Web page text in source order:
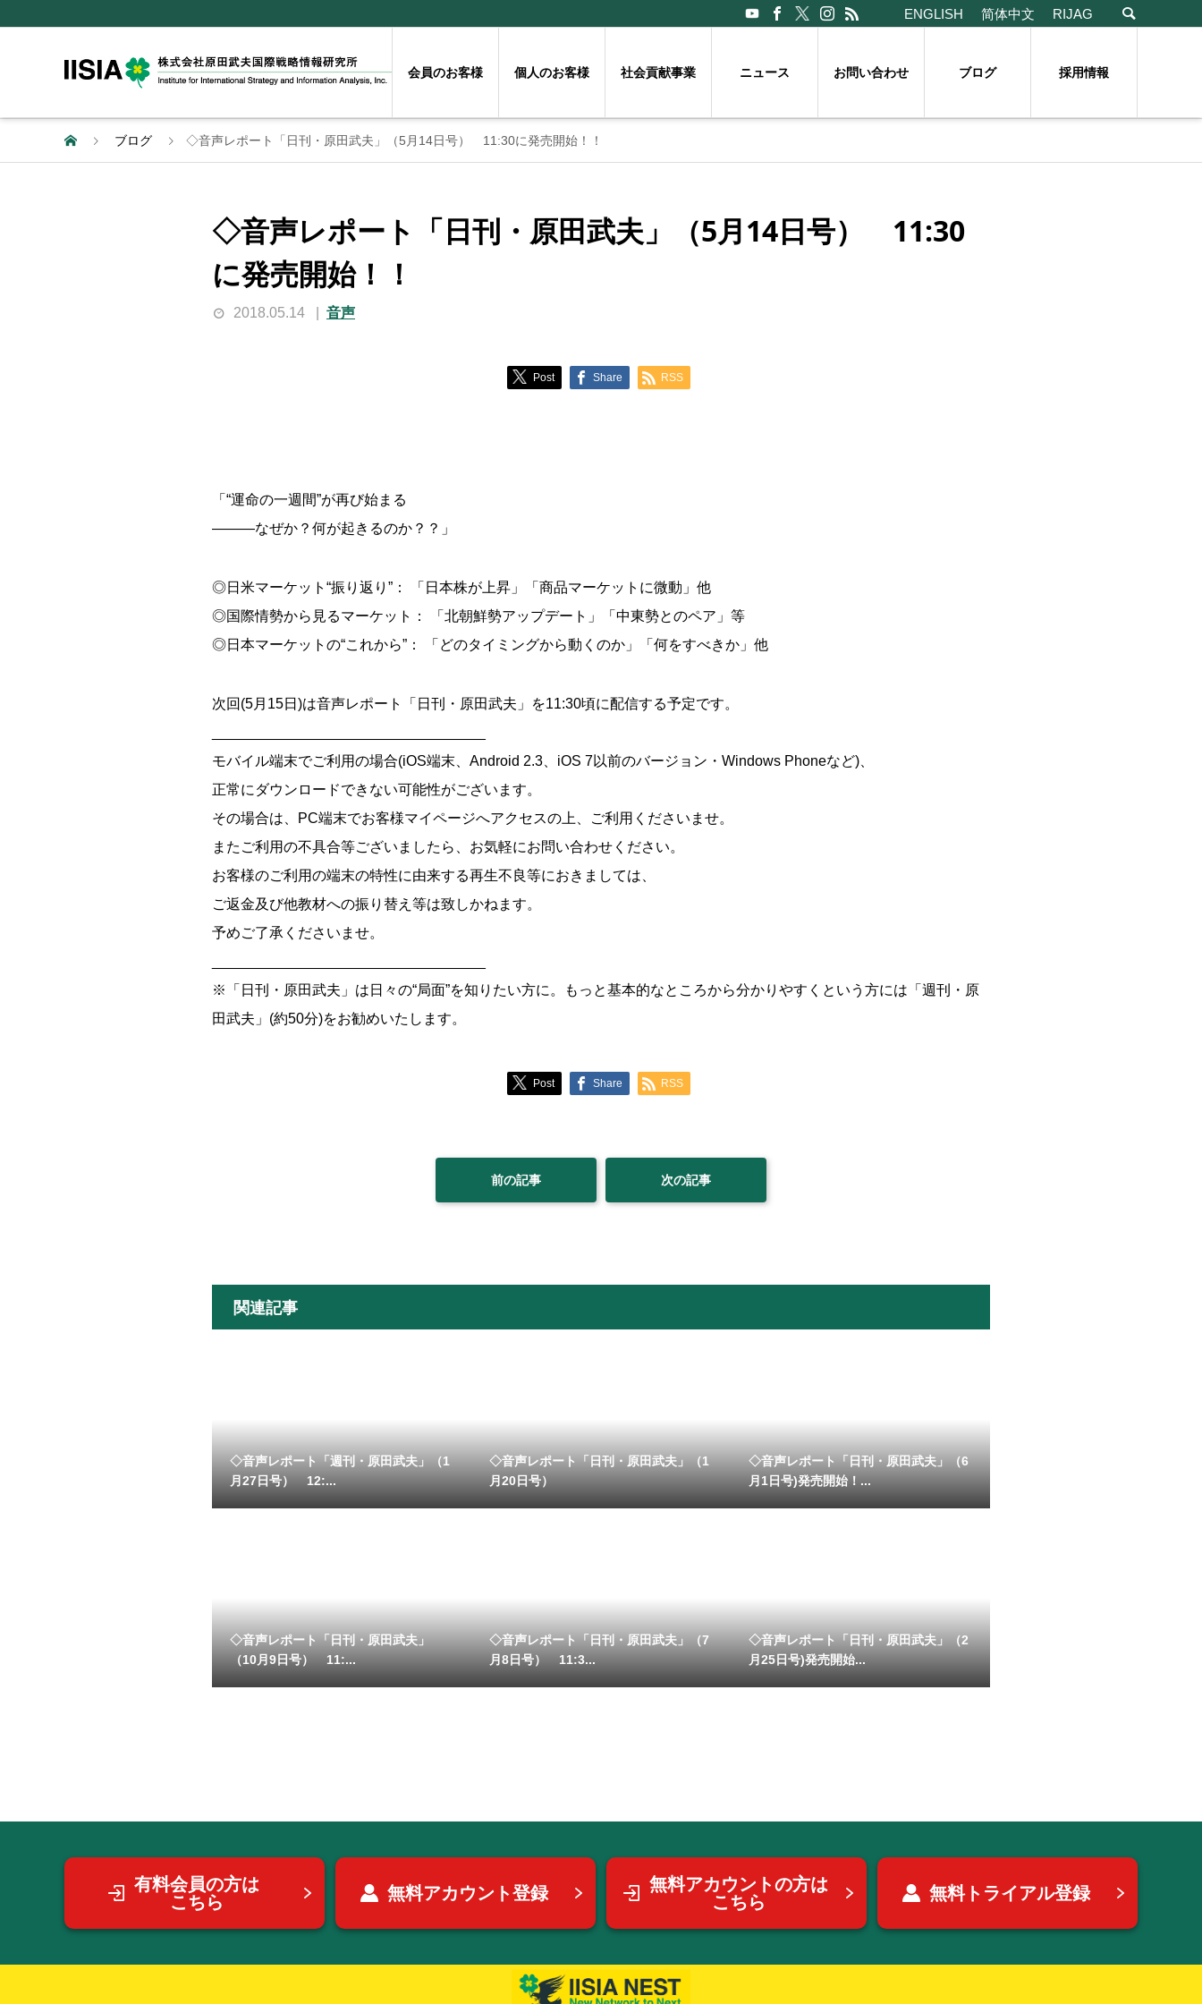
ENGLISH 简体中文 RIJAG
会員のお客様 個人のお客様 社会貢献事業 ニュース お問い合わせ ブログ 採用情報
ブログ ◇音声レポート「日刊・原田武夫」（5月14日号） 11:30に発売開始！！
◇音声レポート「日刊・原田武夫」（5月14日号） 11:30
に発売開始！！
2018.05.14 音声
Post Share RSS
「“運命の一週間”が再び始まる
―――なぜか？何が起きるのか？？」
◎日米マーケット“振り返り”： 「日本株が上昇」「商品マーケットに微動」他
◎国際情勢から見るマーケット： 「北朝鮮勢アップデート」「中東勢とのペア」等
◎日本マーケットの“これから”： 「どのタイミングから動くのか」「何をすべきか」他
次回(5月15日)は音声レポート「日刊・原田武夫」を11:30頃に配信する予定です。
モバイル端末でご利用の場合(iOS端末、Android 2.3、iOS 7以前のバージョン・Windows Phoneなど)、
正常にダウンロードできない可能性がございます。
その場合は、PC端末でお客様マイページへアクセスの上、ご利用くださいませ。
またご利用の不具合等ございましたら、お気軽にお問い合わせください。
お客様のご利用の端末の特性に由来する再生不良等におきましては、
ご返金及び他教材への振り替え等は致しかねます。
予めご了承くださいませ。
※「日刊・原田武夫」は日々の“局面”を知りたい方に。もっと基本的なところから分かりやすくという方には「週刊・原
田武夫」(約50分)をお勧めいたします。
Post Share RSS
前の記事 次の記事
関連記事
◇音声レポート「週刊・原田武夫」（1
月27日号） 12:...
◇音声レポート「日刊・原田武夫」（1
月20日号）
◇音声レポート「日刊・原田武夫」（6
月1日号)発売開始！...
◇音声レポート「日刊・原田武夫」
（10月9日号） 11:...
◇音声レポート「日刊・原田武夫」（7
月8日号） 11:3...
◇音声レポート「日刊・原田武夫」（2
月25日号)発売開始...
有料会員の方は
こちら
無料アカウント登録
無料アカウントの方は
こちら
無料トライアル登録